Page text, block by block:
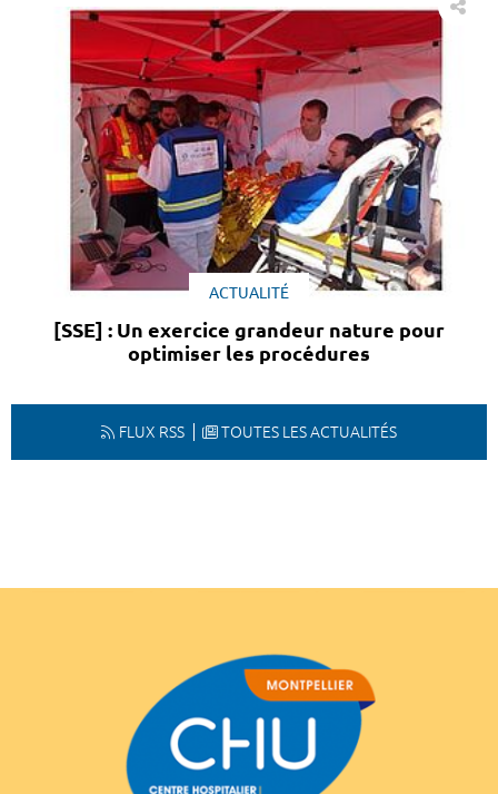
ACTUALITÉ
[SSE] : Un exercice grandeur nature pour
optimiser les procédures
FLUX RSS TOUTES LES ACTUALITÉS